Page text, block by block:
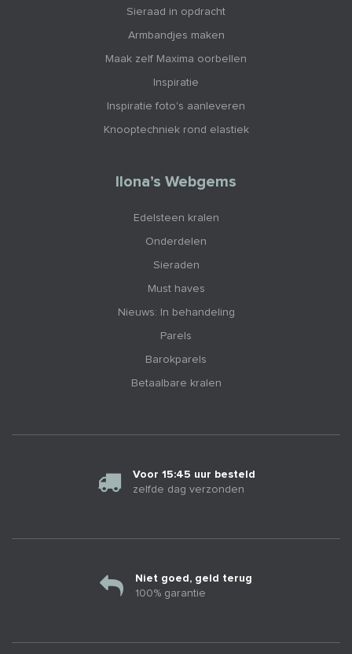
Sieraad in opdracht
Armbandjes maken
Maak zelf Maxima oorbellen
Inspiratie
Inspiratie foto's aanleveren
Knooptechniek rond elastiek
Ilona’s Webgems
Edelsteen kralen
Onderdelen
Sieraden
Must haves
Nieuws: In behandeling
Parels
Barokparels
Betaalbare kralen
Voor 15:45 uur besteld
zelfde dag verzonden
Niet goed, geld terug
100% garantie